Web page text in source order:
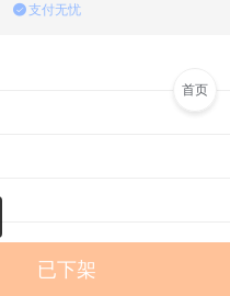
支付无忧
已下架
首页